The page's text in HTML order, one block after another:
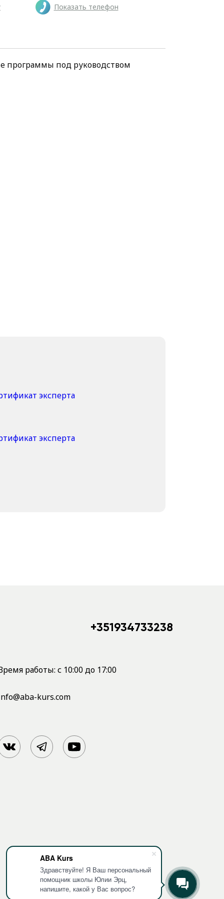
ABA Kurs
Здравствуйте! Я Ваш персональный
помощник школы Юлии Эрц,
напишите, какой у Вас вопрос?
Показать телефон
программы под руководством
+351934733238
работы: с 10:00 до 17:00
kurs.com